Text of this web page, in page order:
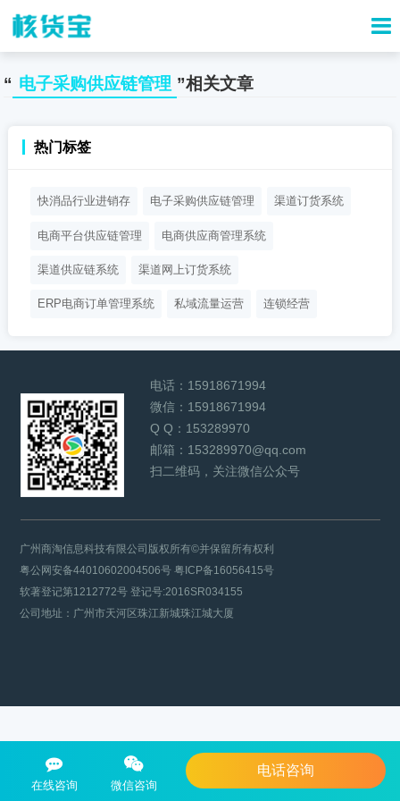
“ 电子采购供应链管理 ”相关文章
热门标签
快消品行业进销存 电子采购供应链管理 渠道订货系统
电商平台供应链管理 电商供应商管理系统
渠道供应链系统 渠道网上订货系统
ERP电商订单管理系统 私域流量运营 连锁经营
在线咨询 微信咨询
电话咨询
电话： 15918671994
微信： 15918671994
Q Q： 153289970
邮箱： 153289970@qq.com
扫二维码，关注微信公众号
广州商淘信息科技有限公司版权所有©并保留所有权利
粤公网安备44010602004506号粤ICP备16056415号
软著登记第1212772号 登记号:2016SR034155
公司地址：广州市天河区珠江新城珠江城大厦